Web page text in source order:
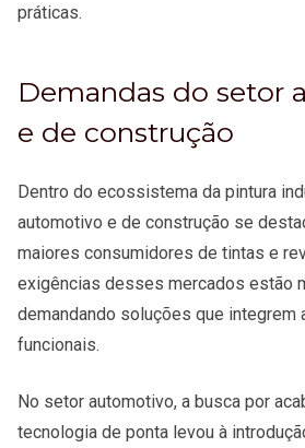
práticas.
Demandas do setor
e de construção
Dentro do ecossistema da pintura
automotivo e de construção se
maiores consumidores de tintas e
exigências desses mercados estão
demandando soluções que
funcionais.
No setor automotivo, a busca por
tecnologia de ponta levou à